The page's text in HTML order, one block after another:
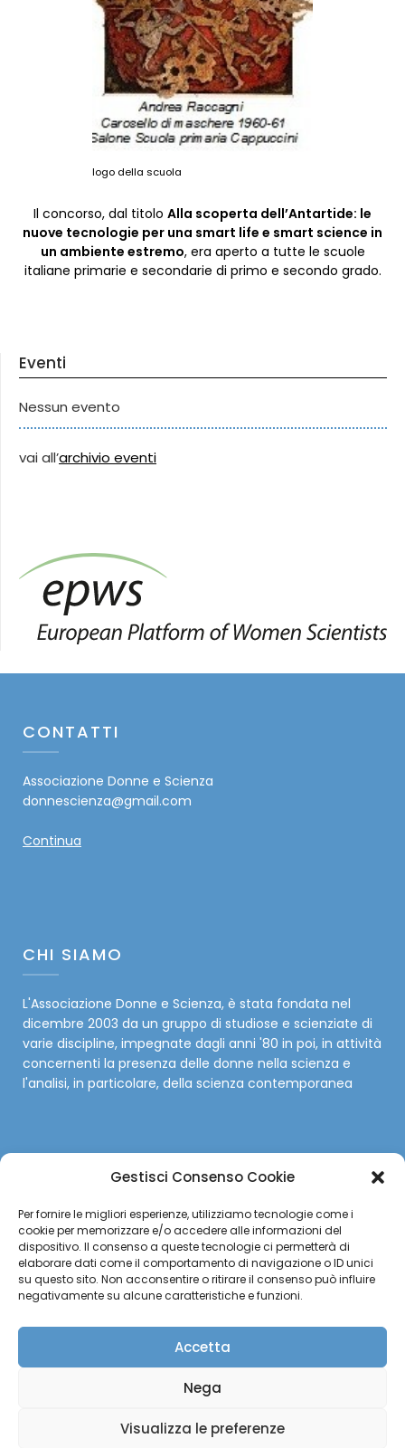
Gestisci Consenso Cookie
Per fornire le migliori esperienze, utilizziamo tecnologie come i
cookie per memorizzare e/o accedere alle informazioni del
dispositivo. Il consenso a queste tecnologie ci permetterà di
elaborare dati come il comportamento di navigazione o ID unici
su questo sito. Non acconsentire o ritirare il consenso può influire
negativamente su alcune caratteristiche e funzioni.
Accetta
Nega
Visualizza le preferenze
logo della scuola
Il concorso, dal titolo Alla scoperta dell’Antartide: le
nuove tecnologie per una smart life e smart science in
un ambiente estremo, era aperto a tutte le scuole
italiane primarie e secondarie di primo e secondo grado.
Eventi
Nessun evento
vai all’archivio eventi
CONTATTI
Associazione Donne e Scienza
donnescienza@gmail.com
Continua
CHI SIAMO
L'Associazione Donne e Scienza, è stata fondata nel
dicembre 2003 da un gruppo di studiose e scienziate di
varie discipline, impegnate dagli anni '80 in poi, in attività
concernenti la presenza delle donne nella scienza e
l'analisi, in particolare, della scienza contemporanea
Facebook
Twitter
©2026 Donne e scienza